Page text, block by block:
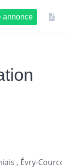
annonce
, Évry-